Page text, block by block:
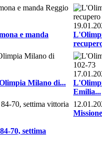
e manda
Milano di...
Emilia...
70, settima